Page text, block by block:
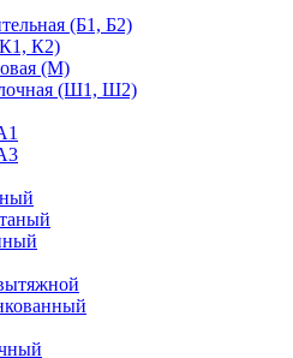
(Б1, Б2)
К2)
(М)
(Ш1, Ш2)